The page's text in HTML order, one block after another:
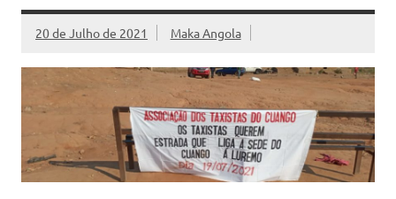
20 de Julho de 2021 Maka Angola